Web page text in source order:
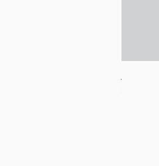
בובת לאמה